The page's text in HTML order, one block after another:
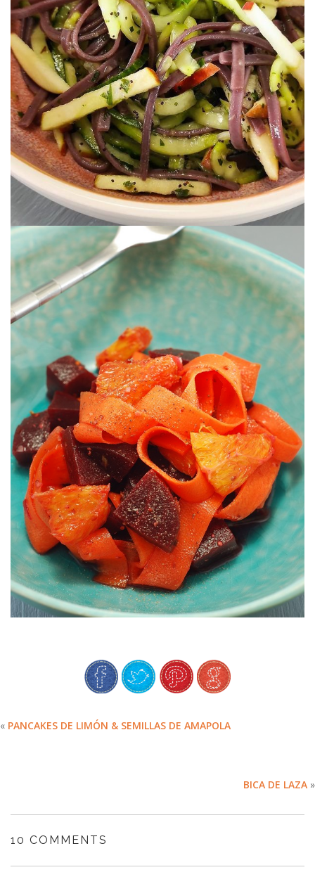
ENSALADA DE PASTA DE ARROZ &
NOODLES DE PEPINO
Cocinando sin generar calor.
ENSALADA DE REMOLACHA &
NARANJA CON ZANAHORIA
Color y salud en cada bocado.
« PANCAKES DE LIMÓN & SEMILLAS DE AMAPOLA
BICA DE LAZA »
10 COMMENTS